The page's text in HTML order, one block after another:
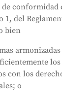
de conformidad
1, del
bien
con los
o